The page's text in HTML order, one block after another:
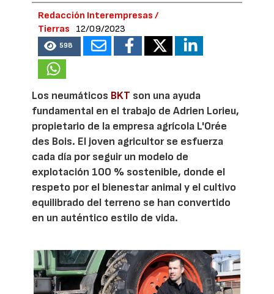
Redacción Interempresas /
Tierras
12/09/2023
598
Los neumáticos BKT son una ayuda
fundamental en el trabajo de Adrien Lorieu,
propietario de la empresa agrícola L'Orée
des Bois. El joven agricultor se esfuerza
cada día por seguir un modelo de
explotación 100 % sostenible, donde el
respeto por el bienestar animal y el cultivo
equilibrado del terreno se han convertido
en un auténtico estilo de vida.